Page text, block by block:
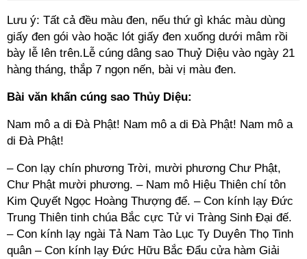
Lưu ý: Tất cả đều màu đen, nếu thứ gì khác màu dùng
giấy đen gói vào hoặc lót giấy đen xuống dưới mâm rồi
bày lễ lên trên.​Lễ cúng dâng sao Thuỷ Diệu vào ngày 21
hàng tháng, thắp 7 ngọn nến, bài vị màu đen.
Bài văn khấn cúng sao Thủy Diệu:
Nam mô a di Đà Phật! Nam mô a di Đà Phật! Nam mô a
di Đà Phật!
– Con lạy chín phương Trời, mười phương Chư Phật,
Chư Phật mười phương. – Nam mô Hiệu Thiên chí tôn
Kim Quyết Ngọc Hoàng Thượng đế. – Con kính lạy Đức
Trung Thiên tinh chúa Bắc cực Tử vi Tràng Sinh Đại đế.
– Con kính lạy ngài Tả Nam Tào Lục Ty Duyên Thọ Tinh
quân – Con kính lạy Đức Hữu Bắc Đẩu cửa hàm Giải